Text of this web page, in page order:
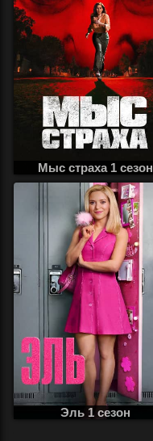
Мыс страха 1 сезон
Эль 1 сезон